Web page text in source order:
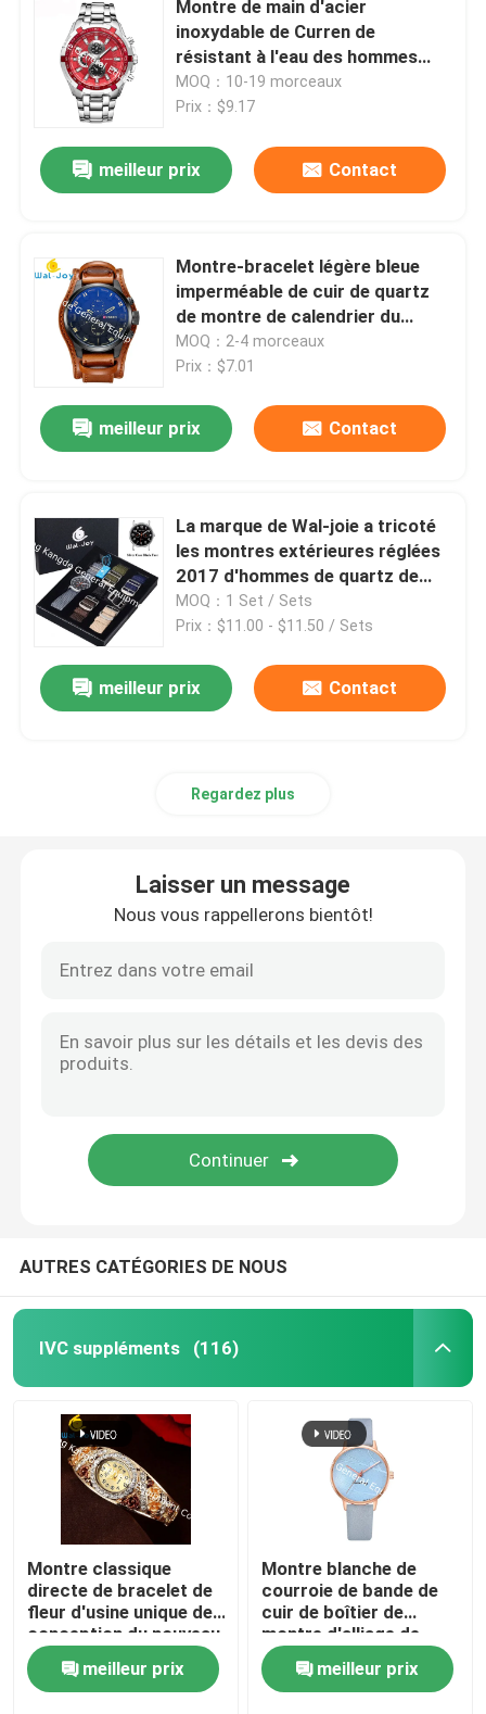
Suppléments de santé d'oeil
Softgels masticable
Végétarien Softgels
Suppléments d'huile de poisson
Suppléments de système nerveux
Suppléments de gestion de poids
Montre de main d'acier
inoxydable de Curren de
résistant à l'eau des hommes
SW-1233
MOQ：10-19 morceaux
Prix：$9.17
meilleur prix Contact
Montre-bracelet légère bleue
imperméable de cuir de quartz
de montre de calendrier du
cadran des hommes
occasionnels à extrémité élevé
MOQ：2-4 morceaux
Prix：$7.01
meilleur prix Contact
La marque de Wal-joie a tricoté
les montres extérieures réglées
2017 d'hommes de quartz de
boîte de luxe de courroie
MOQ：1 Set / Sets
Prix：$11.00 - $11.50 / Sets
meilleur prix Contact
Regardez plus
Laisser un message
Nous vous rappellerons bientôt!
AUTRES CATÉGORIES DE NOUS
IVC suppléments (116)
Montre classique
directe de bracelet de
fleur d'usine unique de
conception du nouveau
venu WJ-6534
meilleur prix
Montre blanche de
courroie de bande de
cuir de boîtier de
montre d'alliage de
femme de mode de
cadeau de la bonne
qualité WJ-8453
meilleur prix